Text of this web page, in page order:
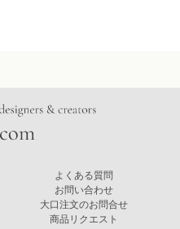
よくある質問
お問い合わせ
大口注文のお問合せ
商品リクエスト